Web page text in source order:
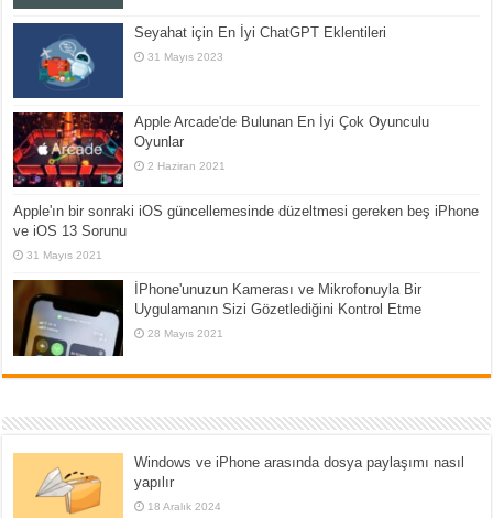
Seyahat için En İyi ChatGPT Eklentileri
31 Mayıs 2023
Apple Arcade'de Bulunan En İyi Çok Oyunculu
Oyunlar
2 Haziran 2021
Apple'ın bir sonraki iOS güncellemesinde düzeltmesi gereken beş iPhone
ve iOS 13 Sorunu
31 Mayıs 2021
İPhone'unuzun Kamerası ve Mikrofonuyla Bir
Uygulamanın Sizi Gözetlediğini Kontrol Etme
28 Mayıs 2021
Windows ve iPhone arasında dosya paylaşımı nasıl
yapılır
18 Aralık 2024